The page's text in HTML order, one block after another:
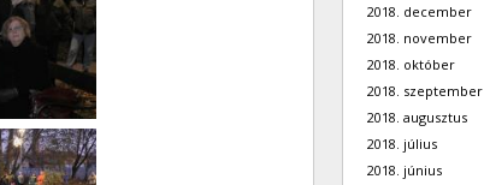
2018. december
2018. november
2018. október
2018. szeptember
2018. augusztus
2018. július
2018. június